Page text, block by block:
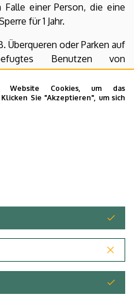
Cookies, um das
Sie "Akzeptieren", um sich
Falle einer Person, die eine
für 1 Jahr.
Überqueren oder Parken auf
Benutzen von
zugewiesenen Parkplätzen)
von Punkt b) sofort die
muss der Fahrer des
erlauben, das Innere des
zu kontrollieren.
Unideb